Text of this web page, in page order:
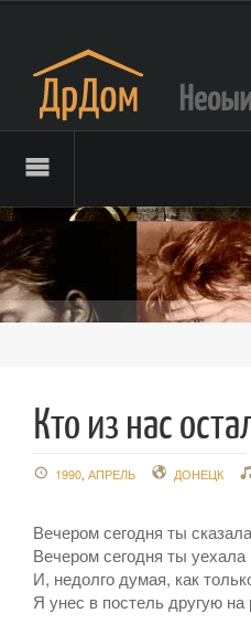
Кто из нас
1990 АПРЕЛЬ ДОНЕЦК
Вечером сегодня ты
Вечером сегодня ты
И, недолго думая, как
Я унес в постель другую на